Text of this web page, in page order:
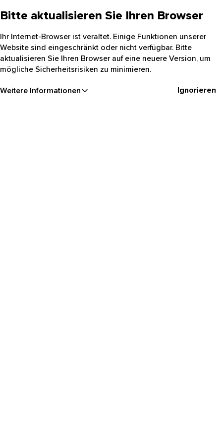
Bitte aktualisieren Sie Ihren Browser
Ihr Internet-Browser ist veraltet. Einige Funktionen unserer
Website sind eingeschränkt oder nicht verfügbar. Bitte
aktualisieren Sie Ihren Browser auf eine neuere Version, um
mögliche Sicherheitsrisiken zu minimieren.
Weitere Informationen Ignorieren